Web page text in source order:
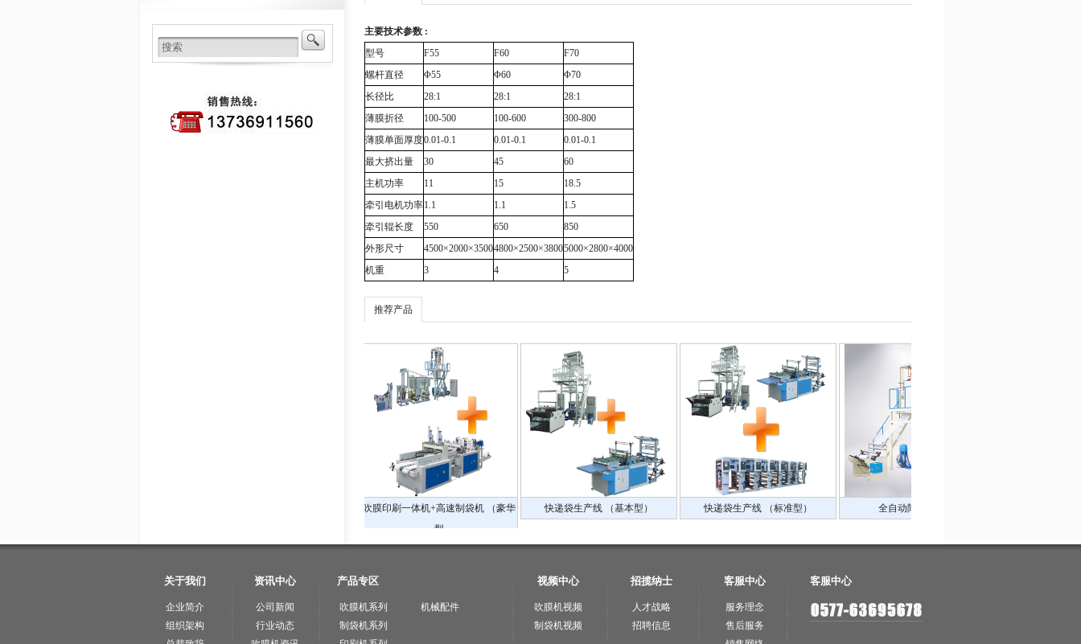
主要技术参数 :
型号
F55 F60
F70
螺杆直径
Φ55 Φ60
Φ70
长径比
28:1 28:1
28:1
薄膜折径
100-500 100-600
300-800
薄膜单面厚度0.01-0.1 0.01-0.1
0.01-0.1
最大挤出量
30 45
60
主机功率
11 15
18.5
牵引电机功率1.1 1.1
1.5
牵引辊长度
550 650
850
外形尺寸
4500×2000×35004800×2500×38005000×2800×4000
机重
3 4 5
推荐产品
吹膜印刷一体机+高速制袋机 （豪华
快递袋生产线 （基本型） 快递袋生产线 （标准型） 全自动降解吹膜机
关于我们
企业简介
组织架构
资讯中心
公司新闻
行业动态
产品专区
吹膜机系列
制袋机系列
机械配件
视频中心
吹膜机视频
制袋机视频
招揽纳士
人才战略
招聘信息
客服中心
服务理念
售后服务
客服中心